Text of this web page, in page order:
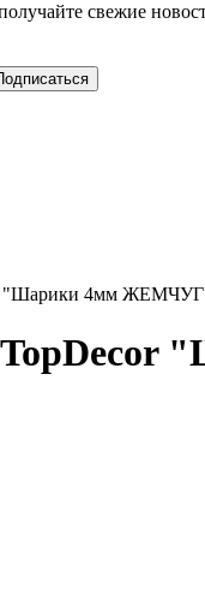
свежие
"Шарики 4мм ЖЕМЧУГ